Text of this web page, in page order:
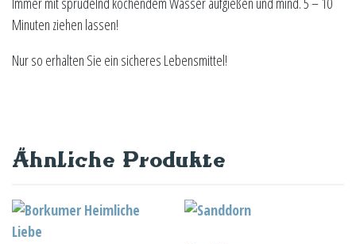
Minuten ziehen lassen!
Nur so erhalten Sie ein sicheres Lebensmittel!
Ähnliche Produkte